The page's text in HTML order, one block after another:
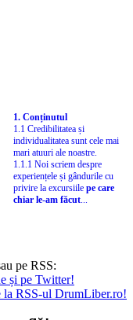
1. Conținutul
1.1 Credibilitatea și
individualitatea sunt cele mai
mari atuuri ale noastre.
1.1.1 Noi scriem despre
experiențele și gândurile cu
privire la excursiile pe care
chiar le-am făcut
pe RSS:
și pe Twitter!
la RSS-ul DrumLiber.ro!